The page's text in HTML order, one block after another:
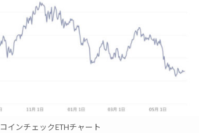
コインチェックETHチャート